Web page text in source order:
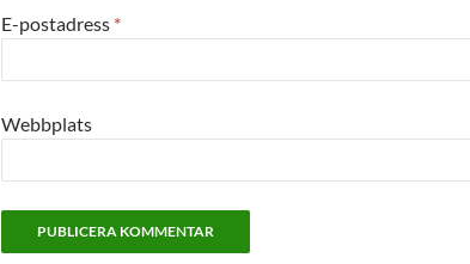
E-postadress *
Webbplats